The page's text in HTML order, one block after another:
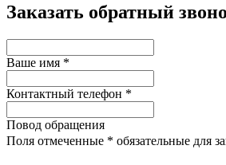
Заказать обратный
Ваше имя *
Контактный телефон *
Повод обращения
Поля отмеченные * обязательные для